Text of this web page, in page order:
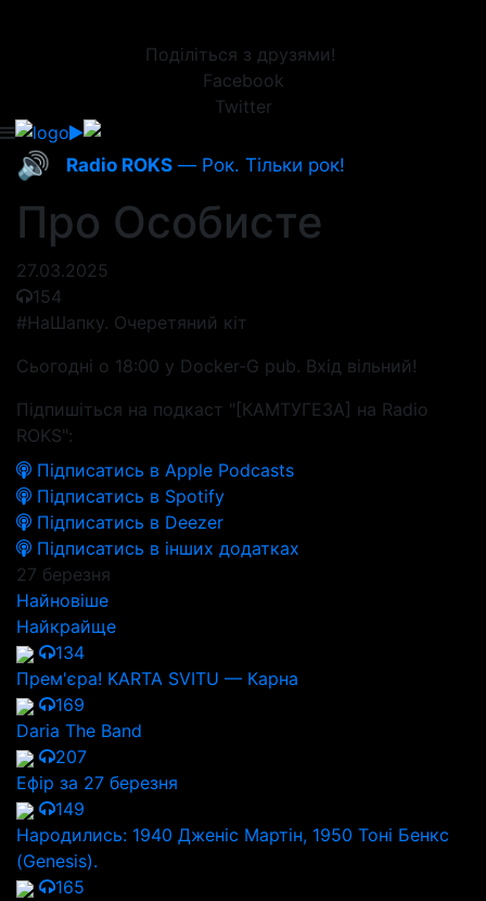
Поділіться з друзями!
Facebook
Twitter
🔊 Radio ROKS — Рок. Тільки рок!
Про Особисте
27.03.2025
154
#НаШапку. Очеретяний кіт
Сьогодні о 18:00 у Docker-G pub. Вхід вільний!
Підпишіться на подкаст "[КАМТУГЕЗА] на Radio
ROKS":
Підписатись в Apple Podcasts
Підписатись в Spotify
Підписатись в Deezer
Підписатись в інших додатках
27 березня
Найновіше
Найкрайще
134
Прем'єра! KARTA SVITU — Карна
169
Daria The Band
207
Ефір за 27 березня
149
Народились: 1940 Дженіс Мартін, 1950 Тоні Бенкс
(Genesis).
165